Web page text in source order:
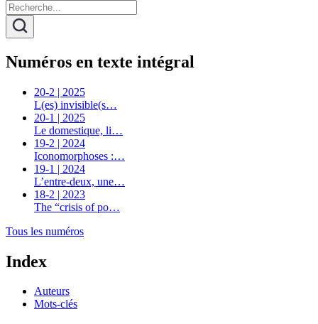
Numéros en texte intégral
20-2 | 2025
L(es) invisible(s…
20-1 | 2025
Le domestique, li…
19-2 | 2024
Iconomorphoses :…
19-1 | 2024
L’entre-deux, une…
18-2 | 2023
The “crisis of po…
Tous les numéros
Index
Auteurs
Mots-clés